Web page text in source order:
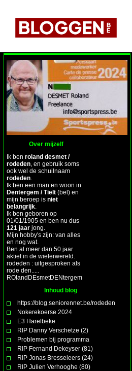
Over mijzelf
Ik ben roland desmet /
rodeden , en gebruik soms
ook wel de schuilnaam
rodeden
Ik ben een man en woon in
Dentergem / Tielt (bel) en
mijn beroep is niet
belangrijk
Ik ben geboren op
01/01/1905 en ben nu dus
121 jaar jong.
Mijn hobby's zijn: van alles
en nog wat.
Ben al meer dan 50 jaar
aktief in de wielerwereld.
rodeden : uitgesproken als
rode den.....
ROlandDEsmetDENtergem
Inhoud blog
https://blog.seniorennet.be/rodeden
Nokerekoerse 2024
E3 Harelbeke
RIP Danny Verschetze (2)
Problemen bij programma
RIP Fernand Dekeyser (81)
RIP Jonas Bresseleers (24)
RIP Julien Verhooghe (80)